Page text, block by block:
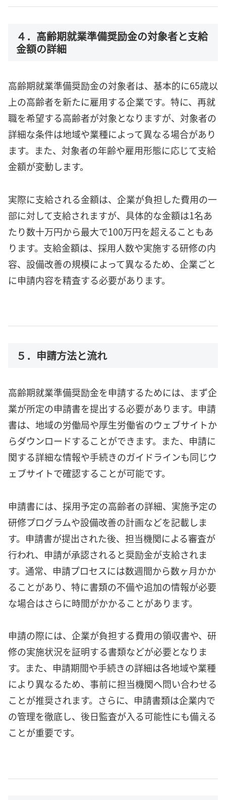
４．高齢期就業準備奨励金の対象者と支給
金額の詳細
高齢期就業準備奨励金の対象者は、基本的に65歳以
上の高齢者を新たに雇用する企業です。特に、再就
職を希望する高齢者が対象となりますが、対象者の
詳細な条件は地域や業種によって異なる場合があり
ます。また、対象者の年齢や雇用形態に応じて支給
金額が変動します。
実際に支給される金額は、企業が負担した費用の一
部に対して支給されますが、具体的な金額は1名あ
たり数十万円から最大で100万円を超えることもあ
ります。支給金額は、採用人数や実施する研修の内
容、設備改善の規模によって異なるため、企業ごと
に申請内容を精査する必要があります。
５．申請方法と流れ
高齢期就業準備奨励金を申請するためには、まず企
業が所定の申請書を提出する必要があります。申請
書は、地域の労働局や厚生労働省のウェブサイトか
らダウンロードすることができます。また、申請に
関する詳細な情報や手続きのガイドラインも同じウ
ェブサイトで確認することが可能です。
申請書には、採用予定の高齢者の詳細、実施予定の
研修プログラムや設備改善の計画などを記載しま
す。申請書が提出された後、担当機関による審査が
行われ、申請が承認されると奨励金が支給されま
す。通常、申請プロセスには数週間から数ヶ月かか
ることがあり、特に書類の不備や追加の情報が必要
な場合はさらに時間がかかることがあります。
申請の際には、企業が負担する費用の領収書や、研
修の実施状況を証明する書類などが必要となりま
す。また、申請期間や手続きの詳細は各地域や業種
により異なるため、事前に担当機関へ問い合わせる
ことが推奨されます。さらに、申請書類は企業内で
の管理を徹底し、後日監査が入る可能性にも備える
ことが重要です。